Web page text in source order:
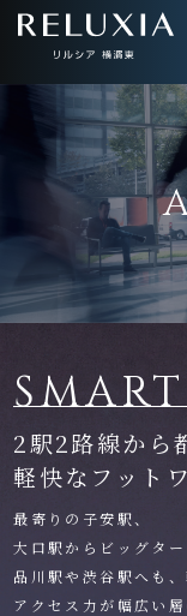
トップ
アクセス
間取り
ブランド
2駅2路線から
軽快なフット
最寄りの子安駅、
大口駅からビッグタ
品川駅や渋谷駅へも
アクセス力が幅広い